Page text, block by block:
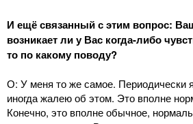
И ещё связанный с этим вопрос:
возникает ли у Вас когда-либо
то по какому поводу?
О: У меня то же самое. Периодически
иногда жалею об этом. Это вполне
Конечно, это вполне обычное,